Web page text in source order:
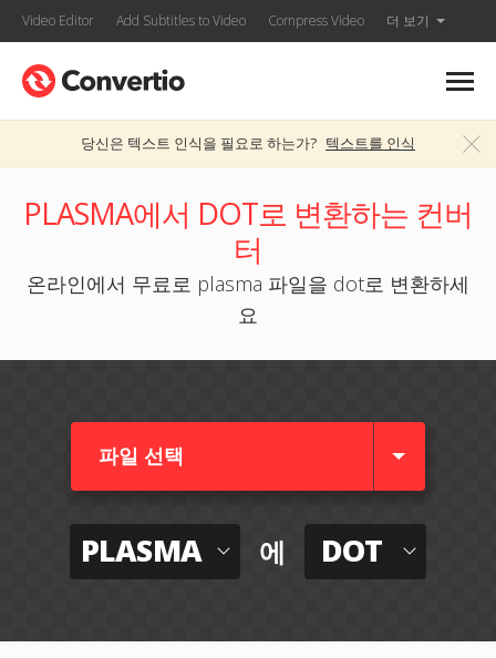
Video Editor Add Subtitles to Video Compress Video 더 보기
당신은 텍스트 인식을 필요로 하는가? 텍스트를 인식
PLASMA에서 DOT로 변환하는 컨버
터
온라인에서 무료로 plasma 파일을 dot로 변환하세
요
파일 선택
PLASMA 에 DOT